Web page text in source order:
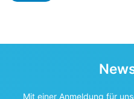
Mit einer Anmeldung für